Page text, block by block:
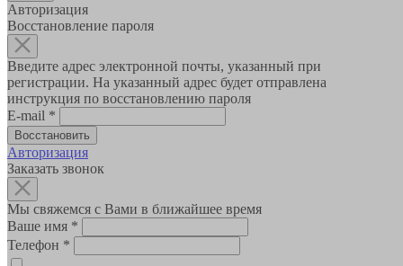
Авторизация
Восстановление пароля
Введите адрес электронной почты, указанный при
регистрации. На указанный адрес будет отправлена
инструкция по восстановлению пароля
E-mail *
Авторизация
Заказать звонок
Мы свяжемся с Вами в ближайшее время
Ваше имя *
Телефон *